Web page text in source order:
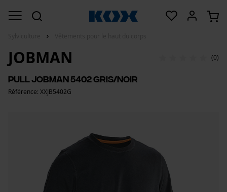
JOBMAN (0)
Pull Jobman 5402 gris/noir
Référence: XXJB5402G